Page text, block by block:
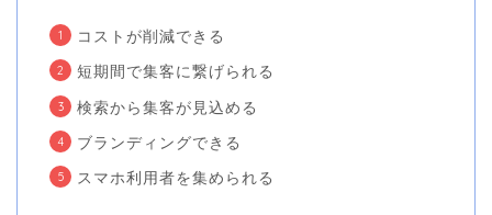
コストが削減できる
短期間で集客に繋げられる
検索から集客が見込める
ブランディングできる
スマホ利用者を集められる